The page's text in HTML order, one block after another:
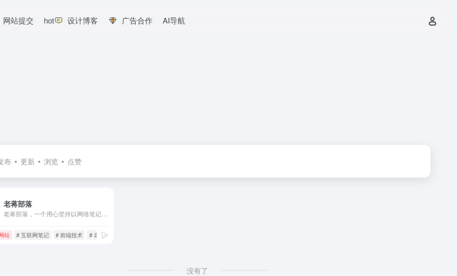
网站提交 hot 设计博客 广告合作 AI导航
布 更新 浏览 点赞
老蒋部落
站 # 互联网笔记 # 前端技术 # 老将部落
没有了